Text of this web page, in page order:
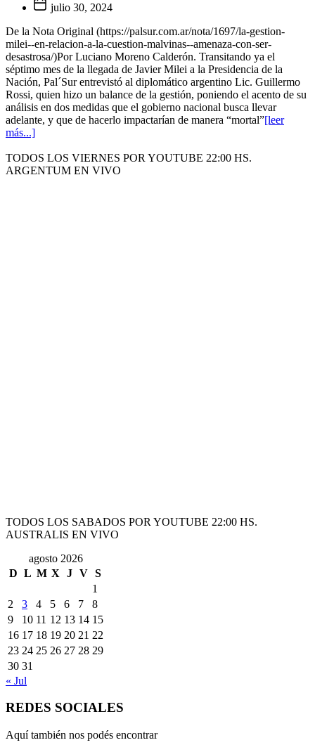
julio 30, 2024
De la Nota Original (https://palsur.com.ar/nota/1697/la-gestion-
milei--en-relacion-a-la-cuestion-malvinas--amenaza-con-ser-
desastrosa/)Por Luciano Moreno Calderón. Transitando ya el
séptimo mes de la llegada de Javier Milei a la Presidencia de la
Nación, Pal´Sur entrevistó al diplomático argentino Lic. Guillermo
Rossi, quien hizo un balance de la gestión, poniendo el acento de su
análisis en dos medidas que el gobierno nacional busca llevar
adelante, y que de hacerlo impactarían de manera “mortal”[leer
más...]
TODOS LOS VIERNES POR YOUTUBE 22:00 HS.
ARGENTUM EN VIVO
TODOS LOS SABADOS POR YOUTUBE 22:00 HS.
AUSTRALIS EN VIVO
agosto 2026
D L M X J V S
1
2
3 4 5 6 7
8
9
10 11 12 13 14 15
16 17 18 19 20 21 22
23 24 25 26 27 28 29
30 31
« Jul
REDES SOCIALES
Aquí también nos podés encontrar